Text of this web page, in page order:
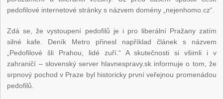
pedofilové internetové stránky s názvem domény „nejenhomo.cz“.
Zdá se, že vystoupení pedofilů je i pro liberální Pražany zatím
silné kafe. Deník Metro přinesl například článek s názvem
„Pedofilové šli Prahou, lidé zuří.“ A skutečnosti si všimli i v
zahraničí – slovenský server hlavnespravy.sk informuje o tom, že
srpnový pochod v Praze byl historicky první veřejnou promenádou
pedofilů.